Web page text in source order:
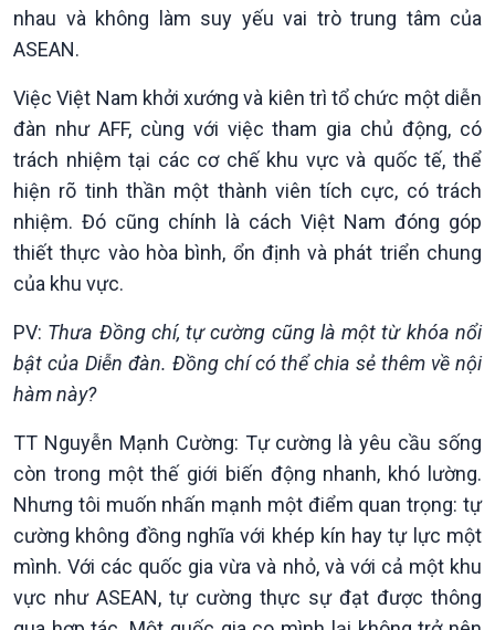
Kinh tế
Tin Kinh tế
Trước giờ mở cửa
Dòng chảy Kinh tế
Sức sống hàng Việt
Tuyên chiến với gian lận
thương mại
Nông nghiệp & Biển đảo
Tin Nông nghiệp & Biển
đảo
Mùa vàng
đảo
Tìm hiểu biển, đảo Việt
nhau và không làm suy yếu vai trò trung tâm của
ASEAN.
Việc Việt Nam khởi xướng và kiên trì tổ chức một diễn
đàn như AFF, cùng với việc tham gia chủ động, có
trách nhiệm tại các cơ chế khu vực và quốc tế, thể
hiện rõ tinh thần một thành viên tích cực, có trách
nhiệm. Đó cũng chính là cách Việt Nam đóng góp
thiết thực vào hòa bình, ổn định và phát triển chung
của khu vực.
PV: Thưa Đồng chí, tự cường cũng là một từ khóa nổi
bật của Diễn đàn. Đồng chí có thể chia sẻ thêm về nội
hàm này?
TT Nguyễn Mạnh Cường: Tự cường là yêu cầu sống
còn trong một thế giới biến động nhanh, khó lường.
Nhưng tôi muốn nhấn mạnh một điểm quan trọng: tự
cường không đồng nghĩa với khép kín hay tự lực một
mình. Với các quốc gia vừa và nhỏ, và với cả một khu
vực như ASEAN, tự cường thực sự đạt được thông